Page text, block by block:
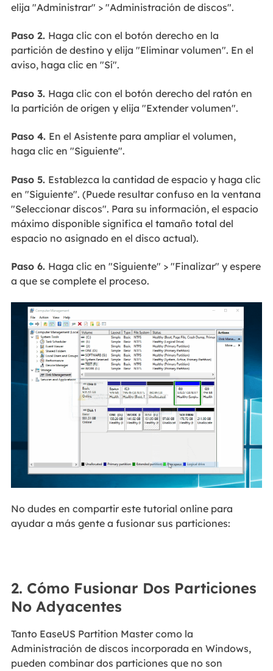
elija "Administrar" > "Administración de discos".
Paso 2. Haga clic con el botón derecho en la
partición de destino y elija "Eliminar volumen". En el
aviso, haga clic en "Sí".
Paso 3. Haga clic con el botón derecho del ratón en
la partición de origen y elija "Extender volumen".
Paso 4. En el Asistente para ampliar el volumen,
haga clic en "Siguiente".
Paso 5. Establezca la cantidad de espacio y haga clic
en "Siguiente". (Puede resultar confuso en la ventana
"Seleccionar discos". Para su información, el espacio
máximo disponible significa el tamaño total del
espacio no asignado en el disco actual).
Paso 6. Haga clic en "Siguiente" > "Finalizar" y espere
a que se complete el proceso.
No dudes en compartir este tutorial online para
ayudar a más gente a fusionar sus particiones:
2. Cómo Fusionar Dos Particiones
No Adyacentes
Tanto EaseUS Partition Master como la
Administración de discos incorporada en Windows,
pueden combinar dos particiones que no son